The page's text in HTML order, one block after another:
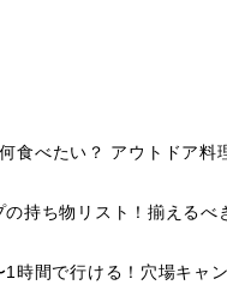
食べたい？ アウトドア料
の持ち物リスト！揃える
1時間で行ける！穴場キャ